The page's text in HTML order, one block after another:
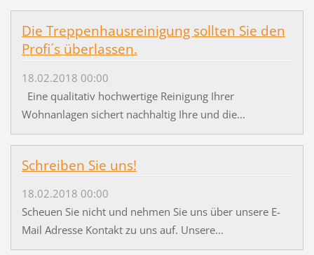
Die Treppenhausreinigung sollten Sie den
Profi´s überlassen.
18.02.2018 00:00
Eine qualitativ hochwertige Reinigung Ihrer
Wohnanlagen sichert nachhaltig Ihre und die...
Schreiben Sie uns!
18.02.2018 00:00
Scheuen Sie nicht und nehmen Sie uns über unsere E-
Mail Adresse Kontakt zu uns auf. Unsere...